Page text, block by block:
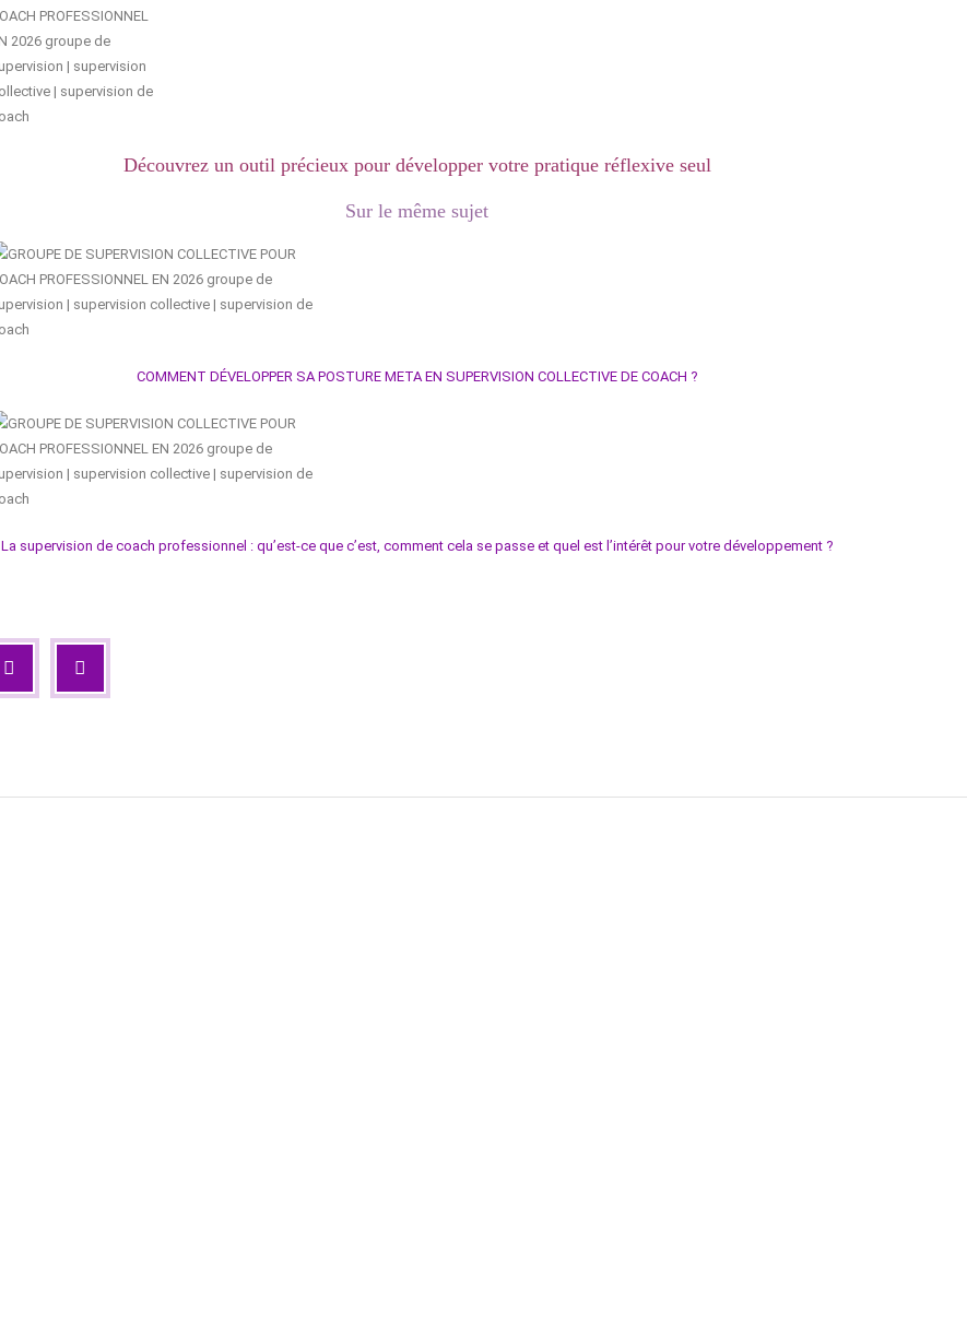
Découvrez un outil précieux pour développer votre pratique réflexive seul
Sur le même sujet
COMMENT DÉVELOPPER SA POSTURE META EN SUPERVISION COLLECTIVE DE COACH ?
La supervision de coach professionnel : qu’est-ce que c’est, comment cela se passe et quel est l’intérêt pour votre développement ?